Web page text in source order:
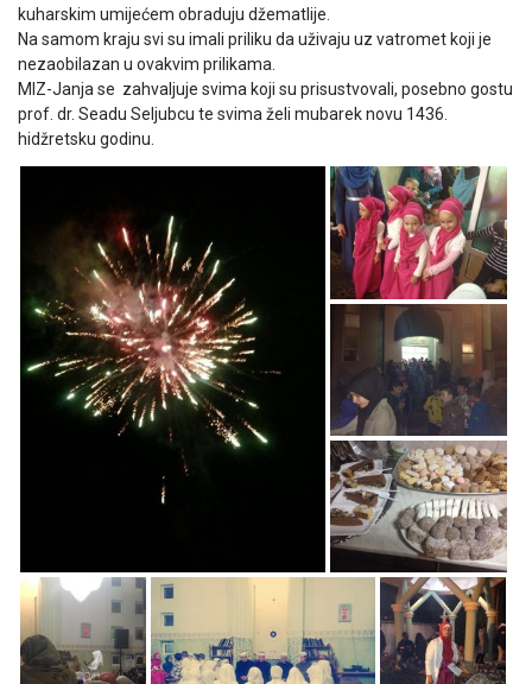
kuharskim umijećem obraduju džematlije.
Na samom kraju svi su imali priliku da uživaju uz vatromet koji je
nezaobilazan u ovakvim prilikama.
MIZ-Janja se zahvaljuje svima koji su prisustvovali, posebno gostu
prof. dr. Seadu Seljubcu te svima želi mubarek novu 1436.
hidžretsku godinu.